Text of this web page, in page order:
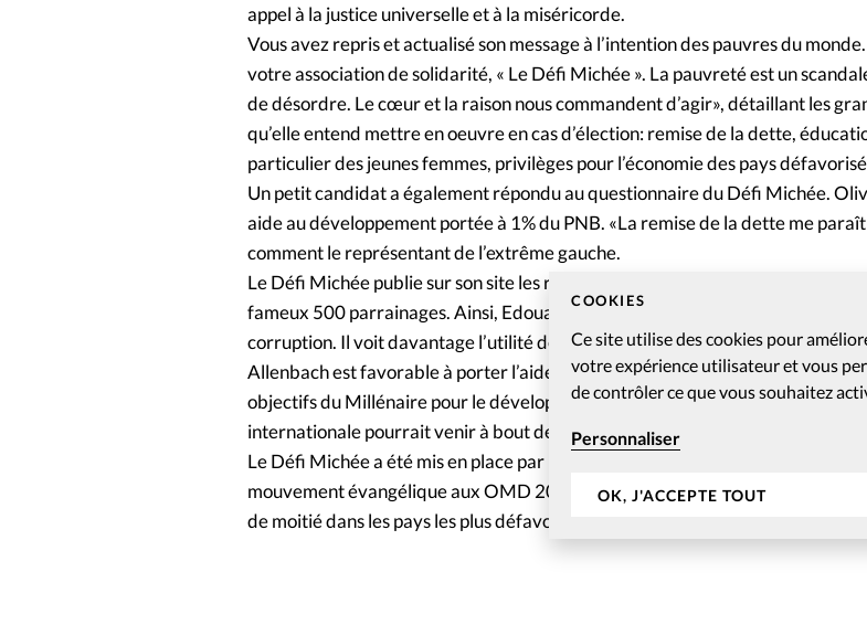
COOKIES
Ce site utilise des cookies pour
votre expérience utilisateur et vous
de contrôler ce que vous souhaitez
Personnaliser
OK, J'ACCEPTE TOUT
appel à la justice universelle et à la miséricorde.
Vous avez repris et actualisé son message à l’intention des pauvres du
votre association de solidarité, « Le Défi Michée ». La pauvreté est un
de désordre. Le cœur et la raison nous commandent d’agir», détaillant les
qu’elle entend mettre en oeuvre en cas d’élection: remise de la dette,
particulier des jeunes femmes, privilèges pour l’économie des pays
Un petit candidat a également répondu au questionnaire du Défi Michée.
aide au développement portée à 1% du PNB. «La remise de la dette me
comment le représentant de l’extrême gauche.
Le Défi Michée publie sur son site les réponses de deux candidats
fameux 500 parrainages. Ainsi, Edouard Fillias se montre réservé pour l’aide
corruption. Il voit davantage l’utilité de faire tomber des barrières
Allenbach est favorable à porter l’aide à 0.75% du PNB, ce qui permettrait
objectifs du Millénaire pour le développement. Il considère par ailleurs que
internationale pourrait venir à bout des inégalités planétaires.
Le Défi Michée a été mis en place par l’Alliance Evangélique Mondiale, dans
mouvement évangélique aux OMD 2015 et les politiciens aux engagements
de moitié dans les pays les plus défavorisés en dix ans.